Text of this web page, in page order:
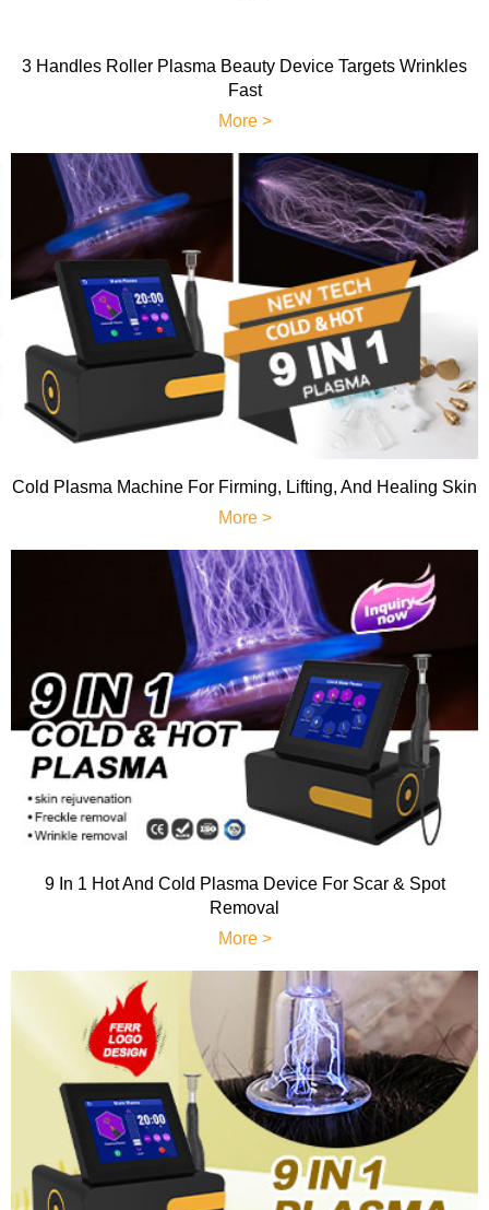
3 Handles Roller Plasma Beauty Device Targets Wrinkles
Fast
More >
Cold Plasma Machine For Firming, Lifting, And Healing Skin
More >
9 In 1 Hot And Cold Plasma Device For Scar & Spot
Removal
More >